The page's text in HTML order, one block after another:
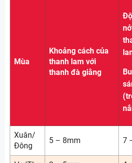
Mùa
Khoảng cách của
thanh lam với
thanh đà giằng
Xuân/
Đông
5 – 8mm 7